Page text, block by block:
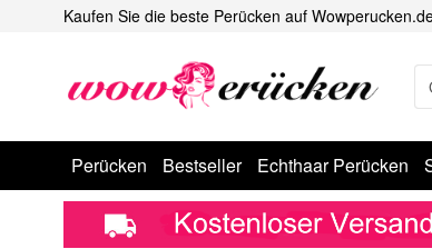
Kaufen Sie die beste Perücken auf
Perücken Bestseller Echthaar Perücken